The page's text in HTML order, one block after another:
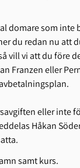
domare som inte
du redan nu att
vill vi att du före
Franzen eller
eller inte
Håkan
samt kurs.